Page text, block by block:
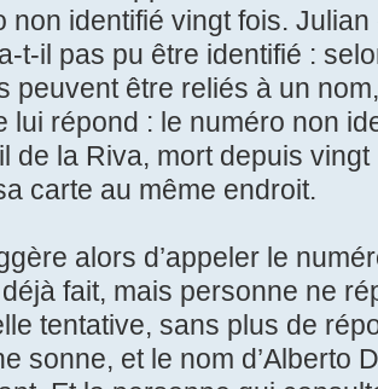
non identifié vingt fois.
t-il pas pu être identifié :
peuvent être reliés à un
lui répond : le numéro non
de la Riva, mort depuis vingt
carte au même endroit.
alors d’appeler le
déjà fait, mais personne ne
tentative, sans plus de
sonne, et le nom d’Alberto